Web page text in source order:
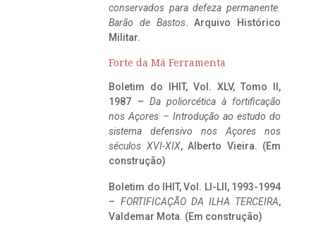
conservados para defeza permanente.
Barão de Bastos. Arquivo Histórico
Militar.
Forte da Má Ferramenta
Boletim do IHIT, Vol. XLV, Tomo II,
1987 – Da poliorcética à fortificação
nos Açores – Introdução ao estudo do
sistema defensivo nos Açores nos
séculos XVI-XIX, Alberto Vieira. (Em
construção)
Boletim do IHIT, Vol. LI-LII, 1993-1994
– FORTIFICAÇÃO DA ILHA TERCEIRA,
Valdemar Mota. (Em construção)